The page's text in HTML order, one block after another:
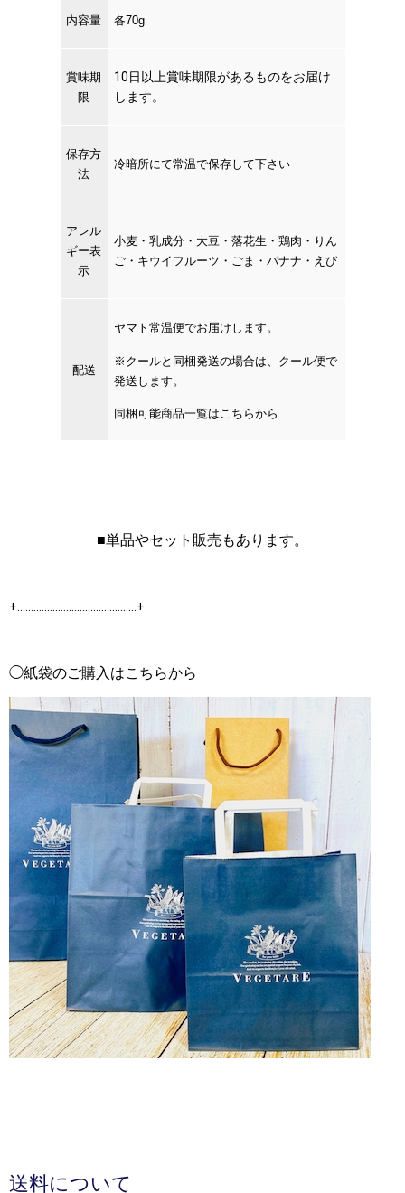
内容量 各70g
賞味期
限
10日以上賞味期限があるものをお届け
します。
保存方
法
冷暗所にて常温で保存して下さい
アレル
ギー表
示
小麦・乳成分・大豆・落花生・鶏肉・りん
ご・ キウイフルーツ・ごま・バナナ・えび
配送
ヤマト常温便でお届けします。
※クールと同梱発送の場合は、クール便で
発送します。
同梱可能商品一覧は こちらから
■単品やセット販売もあります。
+‥‥‥‥‥‥‥‥‥‥‥‥‥‥‥‥‥‥‥‥‥‥+
◯紙袋のご購入はこちらから
送料について